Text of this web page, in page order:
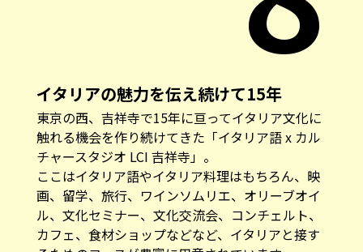
イタリアの魅力を伝え続けて15年
東京の西、吉祥寺で15年に亘ってイタリア文化に
触れる機会を作り続けてきた「イタリア語 x カル
チャースタジオ LCI 吉祥寺」。
ここはイタリア語やイタリア料理はもちろん、映
画、留学、旅行、ワインソムリエ、オリーブオイ
ル、文化セミナー、文化交流会、コンチェルト、
カフェ、食材ショップなどなど、イタリアと接す